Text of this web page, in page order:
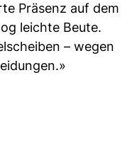
Präsenz auf dem
leichte Beute.
– wegen